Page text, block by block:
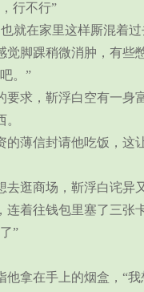
行不行”
就在家里这样厮混着过
觉脚踝稍微消肿，有些
。”
要求，靳浮白空有一身
的薄信封请他吃饭，这
去逛商场，靳浮白诧异
连着往钱包里塞了三张
”
他拿在手上的烟盒，“我